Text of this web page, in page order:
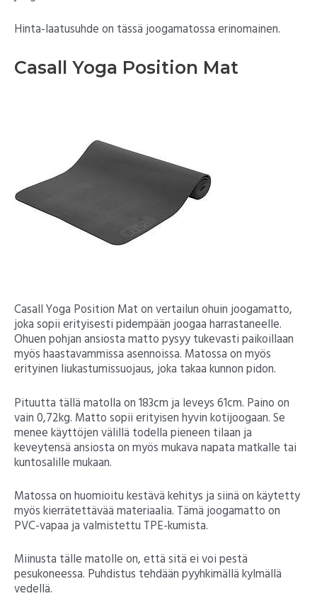
Hinta-laatusuhde on tässä joogamatossa erinomainen.
Casall Yoga Position Mat
Casall Yoga Position Mat on vertailun ohuin joogamatto,
joka sopii erityisesti pidempään joogaa harrastaneelle.
Ohuen pohjan ansiosta matto pysyy tukevasti paikoillaan
myös haastavammissa asennoissa. Matossa on myös
erityinen liukastumissuojaus, joka takaa kunnon pidon.
Pituutta tällä matolla on 183cm ja leveys 61cm. Paino on
vain 0,72kg. Matto sopii erityisen hyvin kotijoogaan. Se
menee käyttöjen välillä todella pieneen tilaan ja
keveytensä ansiosta on myös mukava napata matkalle tai
kuntosalille mukaan.
Matossa on huomioitu kestävä kehitys ja siinä on käytetty
myös kierrätettävää materiaalia. Tämä joogamatto on
PVC-vapaa ja valmistettu TPE-kumista.
Miinusta tälle matolle on, että sitä ei voi pestä
pesukoneessa. Puhdistus tehdään pyyhkimällä kylmällä
vedellä.